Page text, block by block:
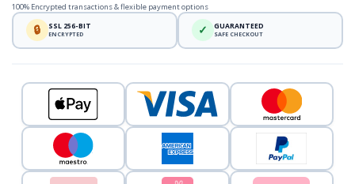
100% Encrypted transactions & flexible payment options
🔒 SSL 256-BIT
ENCRYPTED ✓ GUARANTEED
SAFE CHECKOUT